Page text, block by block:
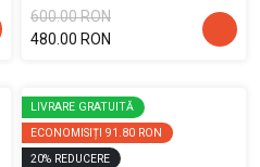
600.00 RON
480.00 RON
LIVRARE GRATUITĂ
ECONOMISIȚI 91.80 RON
20% REDUCERE